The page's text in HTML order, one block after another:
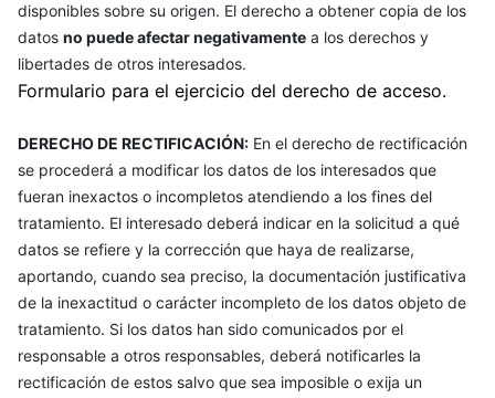
disponibles sobre su origen. El derecho a obtener copia de los
datos no puede afectar negativamente a los derechos y
libertades de otros interesados.
Formulario para el ejercicio del derecho de acceso.
DERECHO DE RECTIFICACIÓN: En el derecho de rectificación
se procederá a modificar los datos de los interesados que
fueran inexactos o incompletos atendiendo a los fines del
tratamiento. El interesado deberá indicar en la solicitud a qué
datos se refiere y la corrección que haya de realizarse,
aportando, cuando sea preciso, la documentación justificativa
de la inexactitud o carácter incompleto de los datos objeto de
tratamiento. Si los datos han sido comunicados por el
responsable a otros responsables, deberá notificarles la
rectificación de estos salvo que sea imposible o exija un